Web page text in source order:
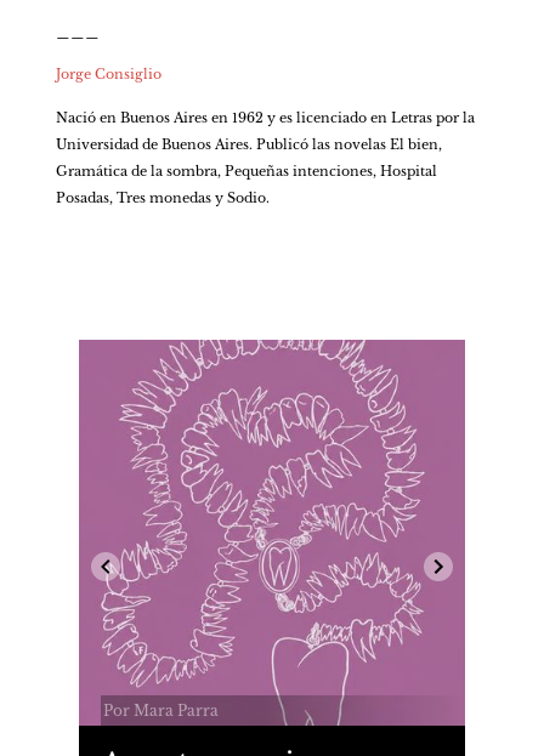
Jorge Consiglio
Nació en Buenos Aires en 1962 y es licenciado en Letras por la
Universidad de Buenos Aires. Publicó las novelas El bien,
Gramática de la sombra, Pequeñas intenciones, Hospital
Posadas, Tres monedas y Sodio.
Por Mara Parra